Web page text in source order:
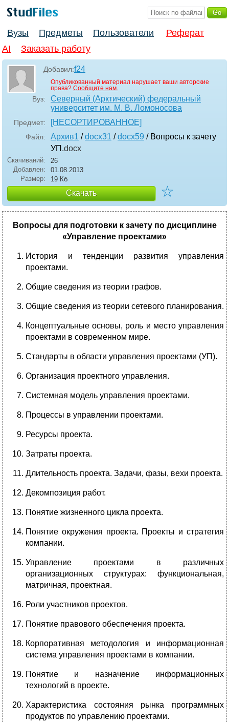
Вузы Предметы Пользователи
Реферат
AI
Заказать работу
Добавил:f24
Опубликованный материал нарушает ваши авторские
права? Сообщите нам.
Вуз:
Северный (Арктический) федеральный
университет им. М. В. Ломоносова
Предмет: [НЕСОРТИРОВАННОЕ]
Файл: Архив1 /docx31 /docx59 / Вопросы к зачету
УП .docx
Скачиваний:
26
Добавлен:
01.08.2013
Размер:
19 Кб
Скачать ☆
Вопросы для подготовки к зачету по дисциплине
«Управление проектами»
История и тенденции развития управления
проектами.
Общие сведения из теории графов.
Общие сведения из теории сетевого планирования.
Концептуальные основы, роль и место управления
проектами в современном мире.
Стандарты в области управления проектами (УП).
Организация проектного управления.
Системная модель управления проектами.
Процессы в управлении проектами.
Ресурсы проекта.
Затраты проекта.
Длительность проекта. Задачи, фазы, вехи проекта.
Декомпозиция работ.
Понятие жизненного цикла проекта.
Понятие окружения проекта. Проекты и стратегия
компании.
Управление проектами в различных
организационных структурах: функциональная,
матричная, проектная.
Роли участников проектов.
Понятие правового обеспечения проекта.
Корпоративная методология и информационная
система управления проектами в компании.
Понятие и назначение информационных
технологий в проекте.
Характеристика состояния рынка программных
продуктов по управлению проектами.